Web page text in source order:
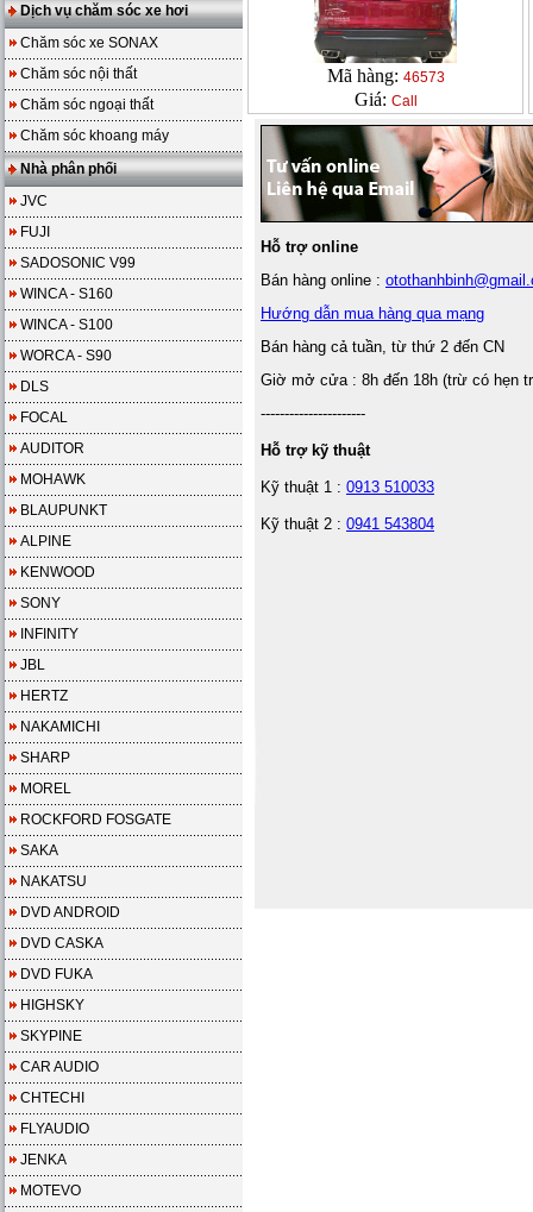
Dịch vụ chăm sóc xe hơi
Chăm sóc xe SONAX
Chăm sóc nội thất
Chăm sóc ngoại thất
Chăm sóc khoang máy
Nhà phân phối
JVC
FUJI
SADOSONIC V99
WINCA - S160
WINCA - S100
WORCA - S90
DLS
FOCAL
AUDITOR
MOHAWK
BLAUPUNKT
ALPINE
KENWOOD
SONY
INFINITY
JBL
HERTZ
NAKAMICHI
SHARP
MOREL
ROCKFORD FOSGATE
SAKA
NAKATSU
DVD ANDROID
DVD CASKA
DVD FUKA
HIGHSKY
SKYPINE
CAR AUDIO
CHTECHI
FLYAUDIO
JENKA
MOTEVO
Mã hàng: 46573
Giá: Call
Hỗ trợ online
Bán hàng online :
Hướng dẫn mua hàng qua mạng
Bán hàng cả tuần, từ thứ 2 đến CN
Giờ mở cửa : 8h đến 18h (trừ có hẹn
----------------------
Hỗ trợ kỹ thuật
Kỹ thuật 1 : 0913 510033
Kỹ thuật 2 : 0941 543804